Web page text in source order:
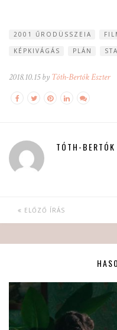
2001 ŰRODÜSSZEIA
KÉPKIVÁGÁS
PLÁN
2018.10.15 by Tóth-Bertók Eszter
TÓTH-BERTÓK
ELŐZŐ ÍRÁS